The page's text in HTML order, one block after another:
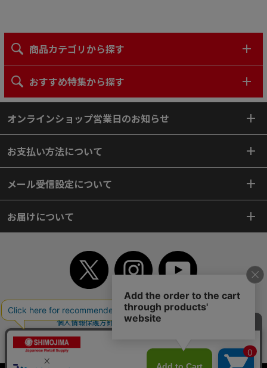
商品カテゴリから探す
おすすめ特集から探す
オンラインショップ営業日のお知らせ
お支払い方法について
メール受信設定について
お届けについて
TOP 初めてご利用のお客様へ ご利用案内
ご利用規約
個人情報保護方針
特定商取引法
よくあるご質問
お問い合わせ
サイトマップ